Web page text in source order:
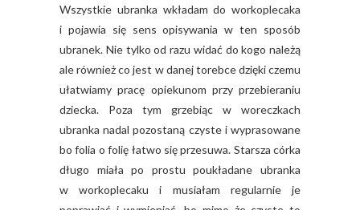
Wszystkie ubranka wkładam do workoplecaka
i pojawia się sens opisywania w ten sposób
ubranek. Nie tylko od razu widać do kogo należą
ale również co jest w danej torebce dzięki czemu
ułatwiamy pracę opiekunom przy przebieraniu
dziecka. Poza tym grzebiąc w woreczkach
ubranka nadal pozostaną czyste i wyprasowane
bo folia o folię łatwo się przesuwa. Starsza córka
długo miała po prostu poukładane ubranka
w workoplecaku i musiałam regularnie je